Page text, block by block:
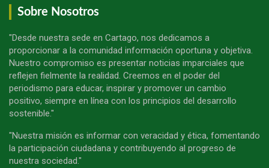
Sobre Nosotros
"Desde nuestra sede en Cartago, nos dedicamos a
proporcionar a la comunidad información oportuna y objetiva.
Nuestro compromiso es presentar noticias imparciales que
reflejen fielmente la realidad. Creemos en el poder del
periodismo para educar, inspirar y promover un cambio
positivo, siempre en línea con los principios del desarrollo
sostenible."
"Nuestra misión es informar con veracidad y ética, fomentando
la participación ciudadana y contribuyendo al progreso de
nuestra sociedad."